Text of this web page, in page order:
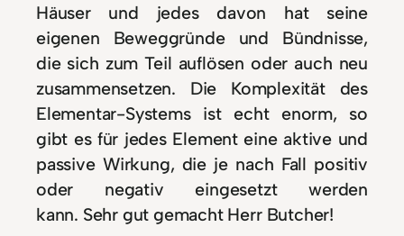
Häuser und jedes davon hat seine
eigenen Beweggründe und Bündnisse,
die sich zum Teil auflösen oder auch neu
zusammensetzen. Die Komplexität des
Elementar-Systems ist echt enorm, so
gibt es für jedes Element eine aktive und
passive Wirkung, die je nach Fall positiv
oder negativ eingesetzt werden
kann. Sehr gut gemacht Herr Butcher!